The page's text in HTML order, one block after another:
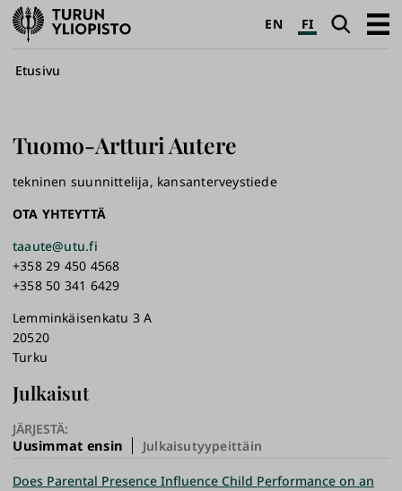
Turun
yliopisto
EN FI Haku
Avaa
Murupolku
Etusivu
Tuomo-Artturi Autere
tekninen suunnittelija, kansanterveystiede
OTA YHTEYTTÄ
taaute@utu.fi
+358 29 450 4568
+358 50 341 6429
Lemminkäisenkatu 3 A
20520
Turku
Julkaisut
JÄRJESTÄ:
Uusimmat ensin Julkaisutyypeittäin
Does Parental Presence Influence Child Performance on an